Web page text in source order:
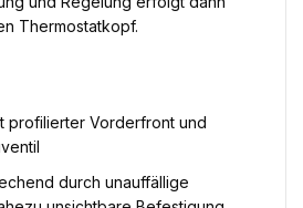
Thermostatkopf.
profilierter Vorderfront und
durch unauffällige